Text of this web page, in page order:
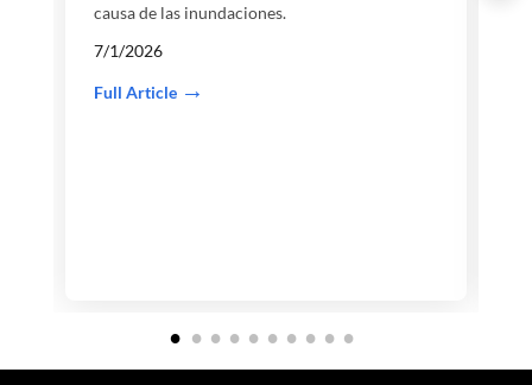
causa de las inundaciones.
7/1/2026
Full Article